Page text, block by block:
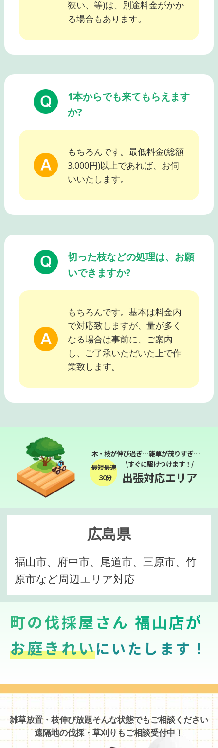
狭い、等)は、別途料金がかか
る場合もあります。
1本からでも来てもらえます
か?
もちろんです。最低料金(総額
3,000円)以上であれば、お伺
いいたします。
切った枝などの処理は、お願
いできますか?
もちろんです。基本は料金内
で対応致しますが、量が多く
なる場合は事前に、ご案内
し、ご了承いただいた上で作
業致します。
木・枝が伸び過ぎ…雑草が茂りすぎ…
最短最速
３０分
\すぐに駆けつけます！/
出張対応エリア
広島県
福山市、府中市、尾道市、三原市、竹
原市など周辺エリア対応
町の伐採屋さん 福山店が
お庭きれいにいたします！
雑草放置・枝伸び放題そんな状態でもご相談ください
遠隔地の伐採・草刈りもご相談受付中！